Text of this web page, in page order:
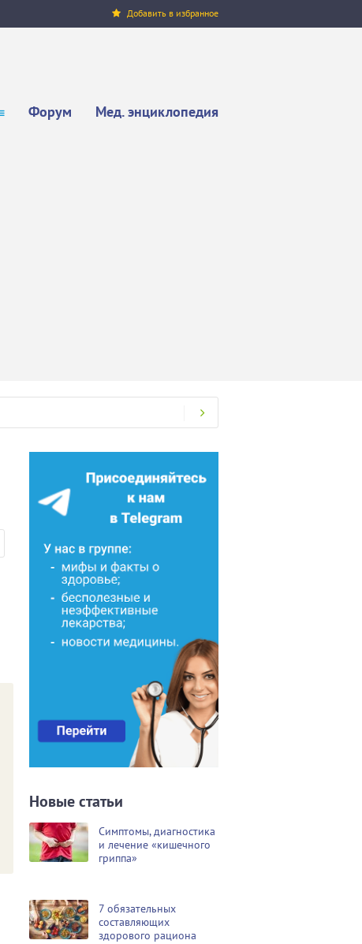
Добавить в избранное
Форум Мед. энциклопедия
Новые статьи
Симптомы, диагностика
и лечение «кишечного
гриппа»
7 обязательных
составляющих
здорового рациона